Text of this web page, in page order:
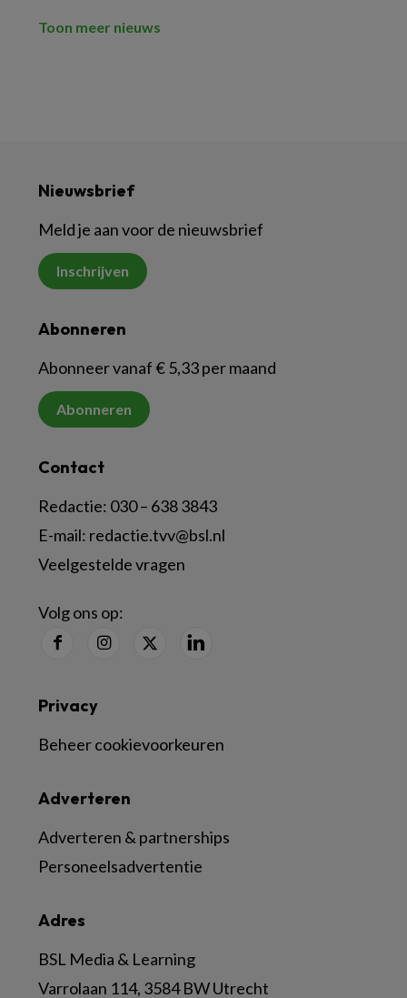
Toon meer nieuws
Nieuwsbrief
Meld je aan voor de nieuwsbrief
Inschrijven
Abonneren
Abonneer vanaf € 5,33 per maand
Abonneren
Contact
Redactie: 030 – 638 3843
E-mail: redactie.tvv@bsl.nl
Veelgestelde vragen
Volg ons op:
Adres
BSL Media & Learning
Varrolaan 114, 3584 BW Utrecht
Adverteren
Adverteren & partnerships
Personeelsadvertentie
Privacy
Beheer cookievoorkeuren